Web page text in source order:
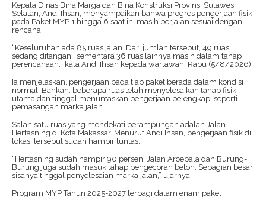
Kepala Dinas Bina Marga dan Bina Konstruksi Provinsi Sulawesi
Selatan, Andi Ihsan, menyampaikan bahwa progres pengerjaan fisik
pada Paket MYP 1 hingga 6 saat ini masih berjalan sesuai dengan
rencana.
“Keseluruhan ada 85 ruas jalan. Dari jumlah tersebut, 49 ruas
sedang ditangani, sementara 36 ruas lainnya masih dalam tahap
perencanaan,” kata Andi Ihsan kepada wartawan, Rabu (5/8/2026).
Ia menjelaskan, pengerjaan pada tiap paket berada dalam kondisi
normal. Bahkan, beberapa ruas telah menyelesaikan tahap fisik
utama dan tinggal menuntaskan pengerjaan pelengkap, seperti
pemasangan marka jalan.
Salah satu ruas yang mendekati perampungan adalah Jalan
Hertasning di Kota Makassar. Menurut Andi Ihsan, pengerjaan fisik di
lokasi tersebut sudah hampir tuntas.
“Hertasning sudah hampir 90 persen. Jalan Aroepala dan Burung-
Burung juga sudah masuk tahap pengecoran beton. Sebagian besar
sisanya tinggal penyelesaian marka jalan,” ujarnya.
Program MYP Tahun 2025-2027 terbagi dalam enam paket